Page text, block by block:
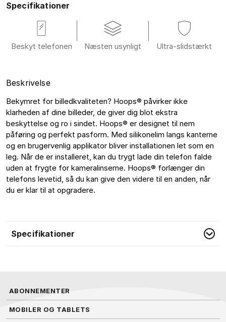
Specifikationer
Beskyt telefonen Næsten usynligt Ultra-slidstærkt
Beskrivelse
Bekymret for billedkvaliteten? Hoops® påvirker ikke
klarheden af dine billeder, de giver dig blot ekstra
beskyttelse og ro i sindet. Hoops® er designet til nem
påføring og perfekt pasform. Med silikonelim langs kanterne
og en brugervenlig applikator bliver installationen let som en
leg. Når de er installeret, kan du trygt lade din telefon falde
uden at frygte for kameralinserne. Hoops® forlænger din
telefons levetid, så du kan give den videre til en anden, når
du er klar til at opgradere.
Specifikationer
ABONNEMENTER
MOBILER OG TABLETS